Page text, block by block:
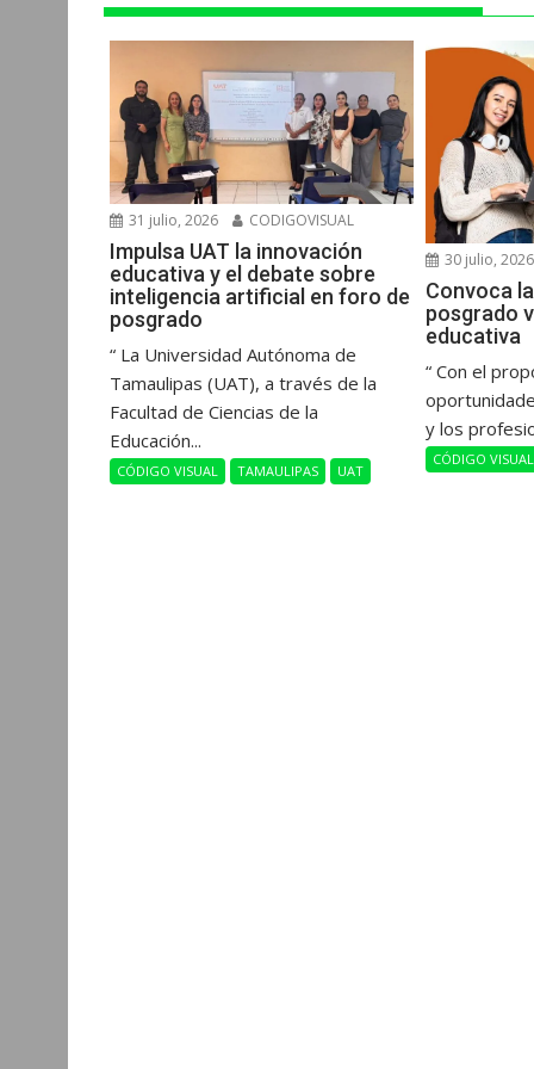
p
k
e
m
31 julio, 2026 CODIGOVISUAL
Impulsa UAT la innovación
educativa y el debate sobre
inteligencia artificial en foro de
posgrado
“ La Universidad Autónoma de
Tamaulipas (UAT), a través de la
Facultad de Ciencias de la
Educación...
CÓDIGO VISUAL TAMAULIPAS UAT
30 julio, 2026
Convoca
posgrado
educativa
“ Con el
y los
CÓDIGO VISUAL